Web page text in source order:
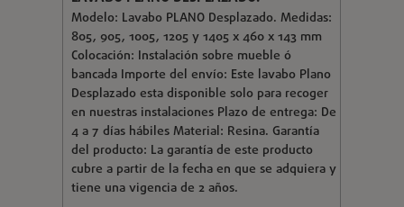
Modelo: Lavabo PLANO Desplazado. Medidas:
805, 905, 1005, 1205 y 1405 x 460 x 143 mm
Colocación: Instalación sobre mueble ó
bancada Importe del envío: Este lavabo Plano
Desplazado esta disponible solo para recoger
en nuestras instalaciones Plazo de entrega: De
4 a 7 días hábiles Material: Resina. Garantía
del producto: La garantía de este producto
cubre a partir de la fecha en que se adquiera y
tiene una vigencia de 2 años.